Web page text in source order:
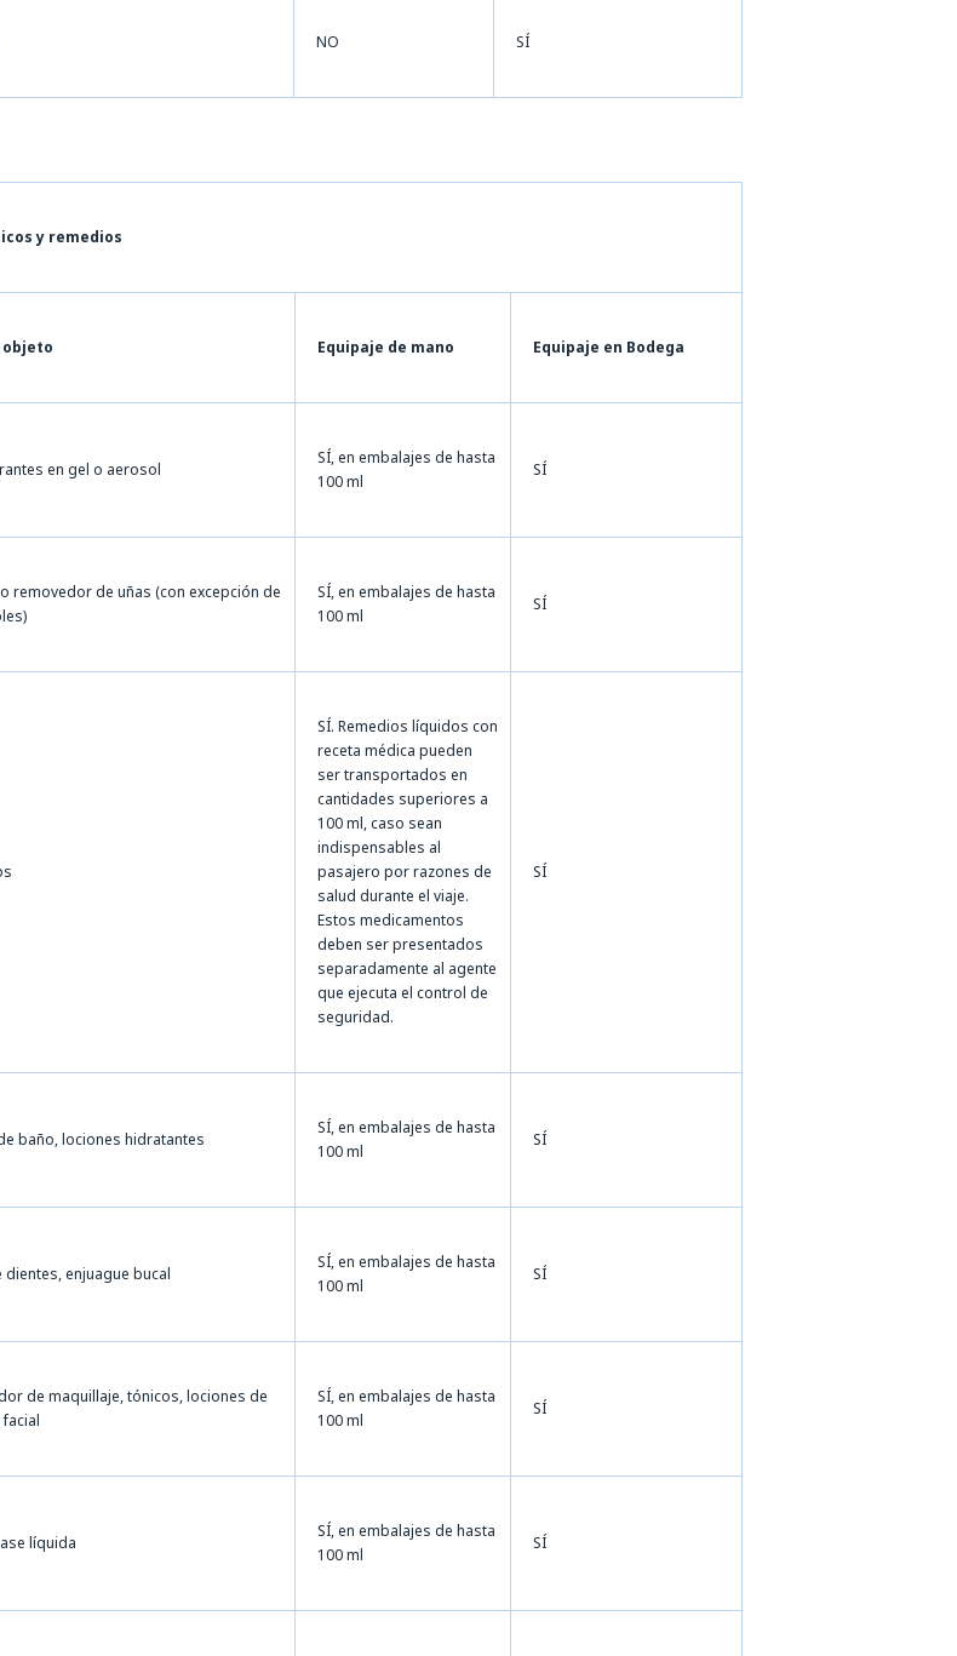
NO SÍ
y remedios
objeto Equipaje de mano Equipaje en Bodega
en gel o aerosol
SÍ, en embalajes de hasta
100 ml
SÍ
removedor de uñas (con excepción de
SÍ, en embalajes de hasta
100 ml
SÍ
SÍ. Remedios líquidos con
receta médica pueden
ser transportados en
cantidades superiores a
100 ml, caso sean
indispensables al
pasajero por razones de
salud durante el viaje.
Estos medicamentos
deben ser presentados
separadamente al agente
que ejecuta el control de
seguridad.
SÍ
baño, lociones hidratantes
SÍ, en embalajes de hasta
100 ml
SÍ
dientes, enjuague bucal
SÍ, en embalajes de hasta
100 ml
SÍ
de maquillaje, tónicos, lociones de
SÍ, en embalajes de hasta
100 ml
SÍ
líquida
SÍ, en embalajes de hasta
100 ml
SÍ